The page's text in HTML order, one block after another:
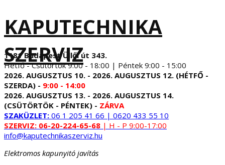
KAPUTECHNIKA
SZERVIZ
1181 Budapest Üllői út 343.
Hétfő - Csütörtök 9:00 - 18:00 | Péntek 9:00 - 15:00
2026. AUGUSZTUS 10. - 2026. AUGUSZTUS 12. (HÉTFŐ -
SZERDA) - 9:00 - 14:00
2026. AUGUSZTUS 13. - 2026. AUGUSZTUS 14.
(CSÜTÖRTÖK - PÉNTEK) - ZÁRVA
SZAKÜZLET: 06 1 205 41 66 | 0620 433 55 10
SZERVIZ: 06-20-224-65-68 | H - P 9:00-17:00
info@kaputechnikaszerviz.hu
Elektromos kapunyitó javítás